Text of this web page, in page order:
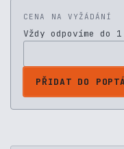
CENA NA VYŽÁDÁNÍ
Vždy odpovíme do
PŘIDAT DO